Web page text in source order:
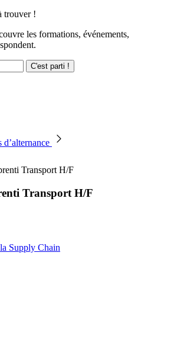
trouver !
les formations, événements,
C'est parti !
d’alternance
Transport H/F
Transport H/F
Supply Chain